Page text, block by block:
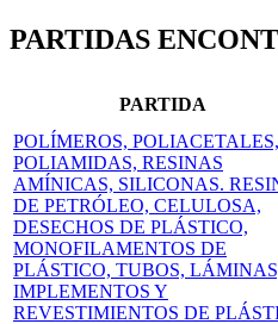
PARTIDAS
PARTIDA
POLÍMEROS, POLIACETALES,
POLIAMIDAS, RESINAS
AMÍNICAS, SILICONAS.
DE PETRÓLEO, CELULOSA,
DESECHOS DE PLÁSTICO,
MONOFILAMENTOS DE
PLÁSTICO, TUBOS,
IMPLEMENTOS Y
REVESTIMIENTOS DE